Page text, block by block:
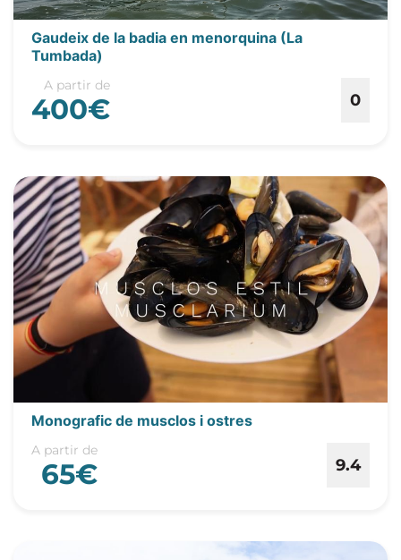
Gaudeix de la badia en menorquina (La
Tumbada)
A partir de
400€ 0
Monografic de musclos i ostres
A partir de
65€ 9.4